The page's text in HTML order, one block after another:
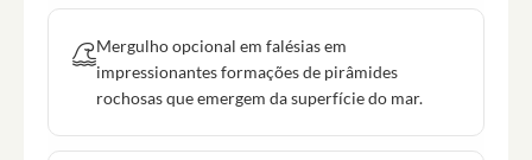
Mergulho opcional em falésias em
impressionantes formações de pirâmides
rochosas que emergem da superfície do mar.